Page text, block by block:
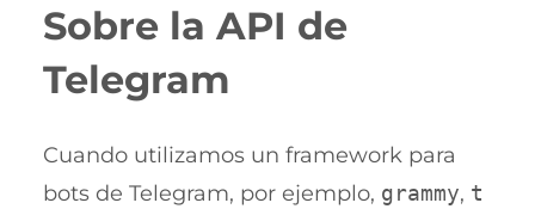
Sobre la API de
Telegram
Cuando utilizamos un framework para
bots de Telegram, por ejemplo, grammy, t